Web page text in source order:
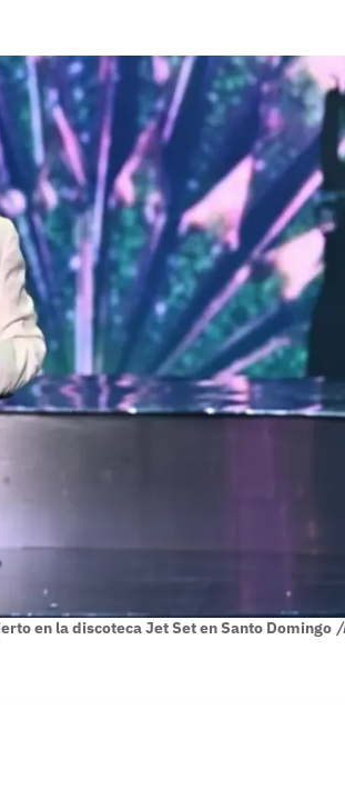
en la discoteca Jet Set en Santo Domingo /